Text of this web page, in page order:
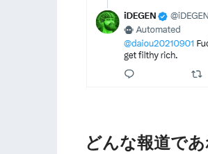
どんな報道で